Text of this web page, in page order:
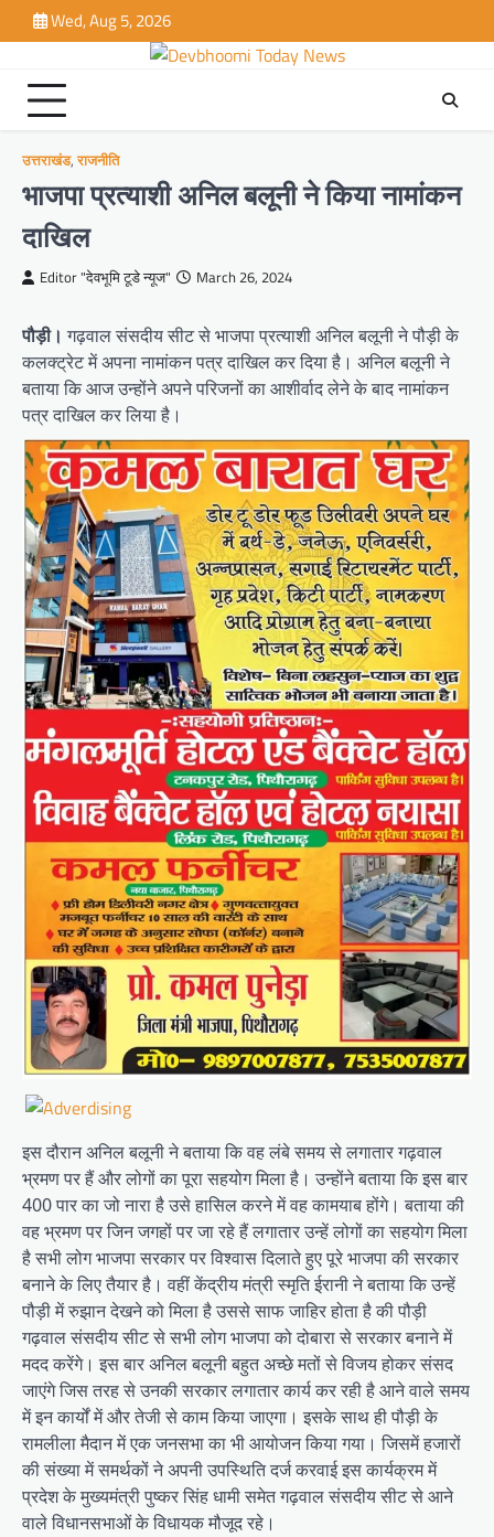
to
Wed, Aug 5, 2026
उत्तराखंड,राजनीति
भाजपा प्रत्याशी अनिल बलूनी ने किया नामांकन
दाखिल
Editor "देवभूमि टूडे न्यूज" March 26, 2024
पौड़ी। गढ़वाल संसदीय सीट से भाजपा प्रत्याशी अनिल बलूनी ने पौड़ी के
कलक्ट्रेट में अपना नामांकन पत्र दाखिल कर दिया है। अनिल बलूनी ने
बताया कि आज उन्होंने अपने परिजनों का आशीर्वाद लेने के बाद नामांकन
पत्र दाखिल कर लिया है।
इस दौरान अनिल बलूनी ने बताया कि वह लंबे समय से लगातार गढ़वाल
भ्रमण पर हैं और लोगों का पूरा सहयोग मिला है। उन्होंने बताया कि इस बार
400 पार का जो नारा है उसे हासिल करने में वह कामयाब होंगे। बताया की
वह भ्रमण पर जिन जगहों पर जा रहे हैं लगातार उन्हें लोगों का सहयोग मिला
है सभी लोग भाजपा सरकार पर विश्वास दिलाते हुए पूरे भाजपा की सरकार
बनाने के लिए तैयार है। वहीं केंद्रीय मंत्री स्मृति ईरानी ने बताया कि उन्हें
पौड़ी में रुझान देखने को मिला है उससे साफ जाहिर होता है की पौड़ी
गढ़वाल संसदीय सीट से सभी लोग भाजपा को दोबारा से सरकार बनाने में
मदद करेंगे। इस बार अनिल बलूनी बहुत अच्छे मतों से विजय होकर संसद
जाएंगे जिस तरह से उनकी सरकार लगातार कार्य कर रही है आने वाले समय
में इन कार्यों में और तेजी से काम किया जाएगा। इसके साथ ही पौड़ी के
रामलीला मैदान में एक जनसभा का भी आयोजन किया गया। जिसमें हजारों
की संख्या में समर्थकों ने अपनी उपस्थिति दर्ज करवाई इस कार्यक्रम में
प्रदेश के मुख्यमंत्री पुष्कर सिंह धामी समेत गढ़वाल संसदीय सीट से आने
वाले विधानसभाओं के विधायक मौजूद रहे।